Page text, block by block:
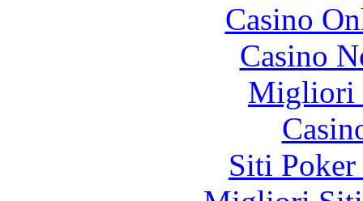
Casino
Casino
Migliori
Siti